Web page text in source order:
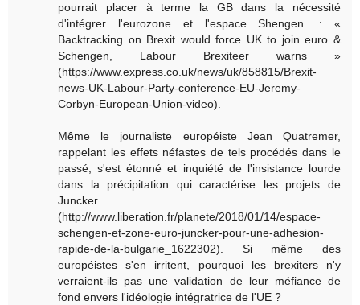
pourrait placer à terme la GB dans la nécessité
d'intégrer l'eurozone et l'espace Shengen. : «
Backtracking on Brexit would force UK to join euro &
Schengen, Labour Brexiteer warns »
(https://www.express.co.uk/news/uk/858815/Brexit-
news-UK-Labour-Party-conference-EU-Jeremy-
Corbyn-European-Union-video).
Même le journaliste européiste Jean Quatremer,
rappelant les effets néfastes de tels procédés dans le
passé, s'est étonné et inquiété de l'insistance lourde
dans la précipitation qui caractérise les projets de
Juncker
(http://www.liberation.fr/planete/2018/01/14/espace-
schengen-et-zone-euro-juncker-pour-une-adhesion-
rapide-de-la-bulgarie_1622302). Si même des
européistes s'en irritent, pourquoi les brexiters n'y
verraient-ils pas une validation de leur méfiance de
fond envers l'idéologie intégratrice de l'UE ?